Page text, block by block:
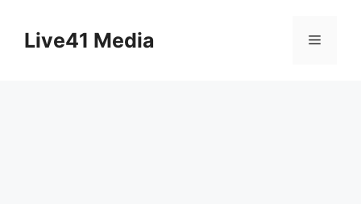
contentLive41 Media Menu